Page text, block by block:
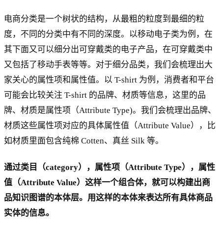
电商分类是一个树状的结构，从最粗的粒度到最细的粒
度，不同的分类中有不同的深度。以移动电子类为例，在
其下面又可以细分出可穿戴类的电子产品，在可穿戴类中
又包括了移动手表等等。对于细分品类，我们会梳理出大
家关心的属性项和属性值。以 T-shirt 为例，消费者和平台
可能会比较关注 T-shirt 的品牌、材质等信息，这里的品
牌、材质是属性项（Attribute Type)。我们会梳理出品牌、
材质这些属性项对应的具体属性值（Attribute Value），比
如材质里面包含纯棉 Cotten、真丝 Silk 等。
通过类目（category），属性项（Attribute Type），属性
值（Attribute Value）这样一个组合体，就可以构建出商
品知识图谱的本体层。用这样的本体来表达所有具体商品
实体的信息。